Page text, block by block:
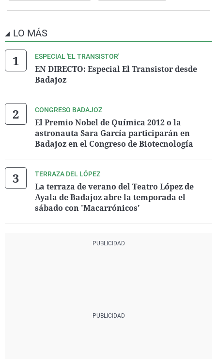
LO MÁS
ESPECIAL 'EL TRANSISTOR'
EN DIRECTO: Especial El Transistor desde
Badajoz
CONGRESO BADAJOZ
El Premio Nobel de Química 2012 o la
astronauta Sara García participarán en
Badajoz en el Congreso de Biotecnología
TERRAZA DEL LÓPEZ
La terraza de verano del Teatro López de
Ayala de Badajoz abre la temporada el
sábado con 'Macarrónicos'